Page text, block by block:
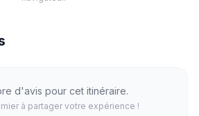
d'avis pour cet itinéraire.
à partager votre expérience !